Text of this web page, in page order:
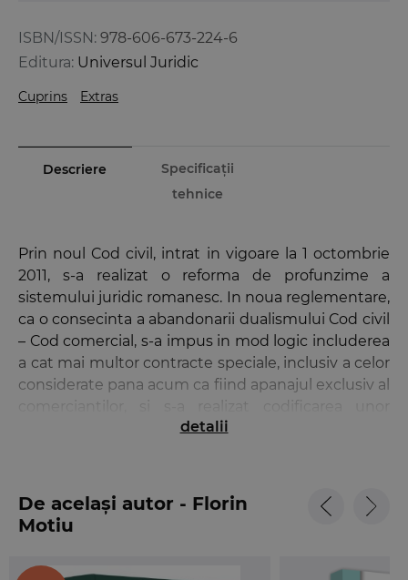
ISBN/ISSN: 978-606-673-224-6
Editura: Universul Juridic
Cuprins Extras
Descriere
Specificații
tehnice
Prin noul Cod civil, intrat in vigoare la 1 octombrie
2011, s-a realizat o reforma de profunzime a
sistemului juridic romanesc. In noua reglementare,
ca o consecinta a abandonarii dualismului Cod civil
– Cod comercial, s-a impus in mod logic includerea
a cat mai multor contracte speciale, inclusiv a celor
considerate pana acum ca fiind apanajul exclusiv al
contracte, pana acum nenumite (contractul de
agentie, contractul de intermediere, contractul de
intretinere etc.).
detalii
De același autor - Florin
Motiu